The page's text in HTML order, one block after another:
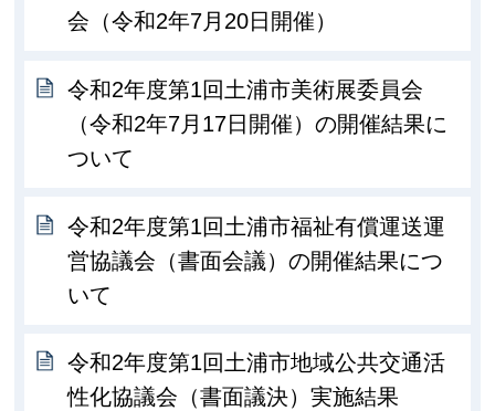
会（令和2年7月20日開催）
令和2年度第1回土浦市美術展委員会
（令和2年7月17日開催）の開催結果に
ついて
令和2年度第1回土浦市福祉有償運送運
営協議会（書面会議）の開催結果につ
いて
令和2年度第1回土浦市地域公共交通活
性化協議会（書面議決）実施結果